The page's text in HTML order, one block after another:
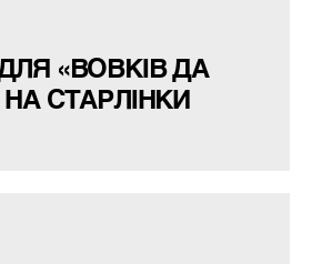
ДЛЯ «ВОВКІВ ДА
НА СТАРЛІНКИ